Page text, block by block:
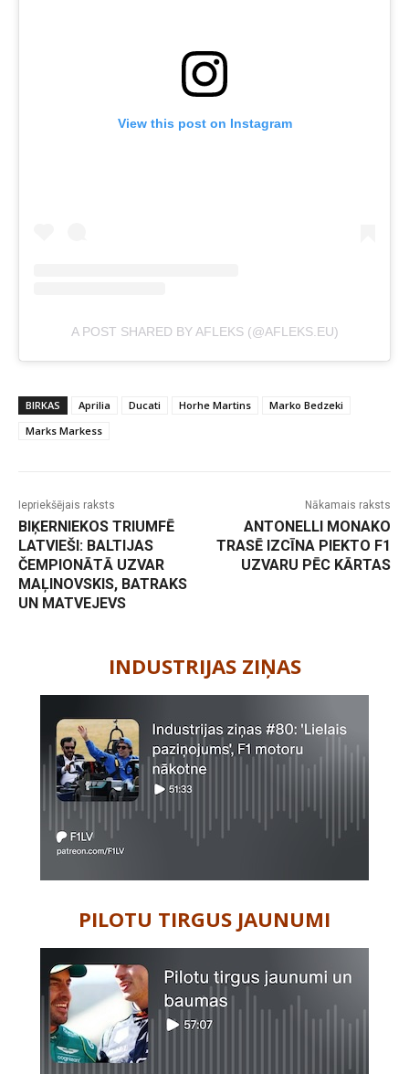
View this post on Instagram
A POST SHARED BY AFLEKS (@AFLEKS.EU)
BIRKAS Aprilia Ducati Horhe Martins
Marko Bedzeki
Marks Markess
Iepriekšējais raksts
BIĶERNIEKOS TRIUMFĒ
LATVIEŠI: BALTIJAS
ČEMPIONĀTĀ UZVAR
MAĻINOVSKIS, BATRAKS
UN MATVEJEVS
Nākamais raksts
ANTONELLI MONAKO
TRASĒ IZCĪNA PIEKTO F1
UZVARU PĒC KĀRTAS
INDUSTRIJAS ZIŅAS
PILOTU TIRGUS JAUNUMI